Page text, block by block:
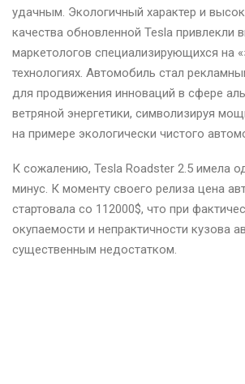
удачным. Экологичный характер и
качества обновленной Tesla привлекли
маркетологов специализирующихся на
технологиях. Автомобиль стал
для продвижения инноваций в сфере
ветряной энергетики, символизируя
на примере экологически чистого
К сожалению, Tesla Roadster 2.5 имела
минус. К моменту своего релиза цена
стартовала со 112000$, что при
окупаемости и непрактичности кузова
существенным недостатком.